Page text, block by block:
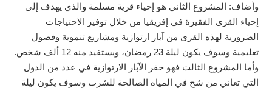
وأضاف: المشروع الثاني هو إحياء قرية مسلمة والذي يهدف إلى
إحياء القرى الفقيرة في إفريقيا من خلال توفير الاحتياجات
الضرورية لهذه القرى من آبار ارتوازية ومشاريع تنموية وفصول
تعليمية وسوف يكون ليلة 23 رمضان، ويستفيد منه 12 ألف شخص.
وأما المشروع الثالث فهو حفر الآبار الارتوازية في عدد من الدول
التي تعاني من شح في المياه الصالحة للشرب وسوف يكون ليلة